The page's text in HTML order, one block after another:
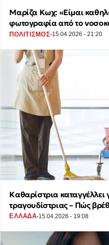
Μαρίζα Κωχ: «Είμαι
φωτογραφία από το
ΠΟΛΙΤΙΣΜΟΣ·15.04.2026 - 21:20
Καθαρίστρια
τραγουδίστριας – Πώς
ΕΛΛΑΔΑ·15.04.2026 - 19:08